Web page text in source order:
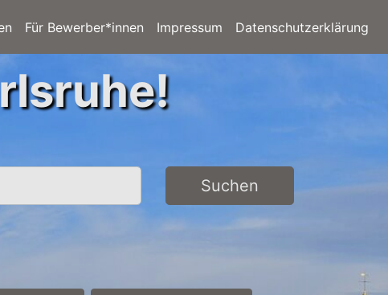
Für Bewerber*innen Impressum Datenschutzerklärung
Suchen